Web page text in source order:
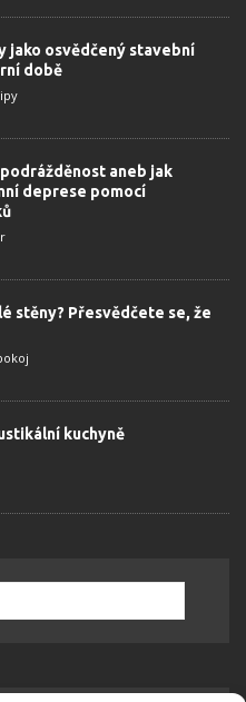
jako osvědčený stavební
době
aneb jak
deprese pomocí
stěny? Přesvědčete se, že
kuchyně